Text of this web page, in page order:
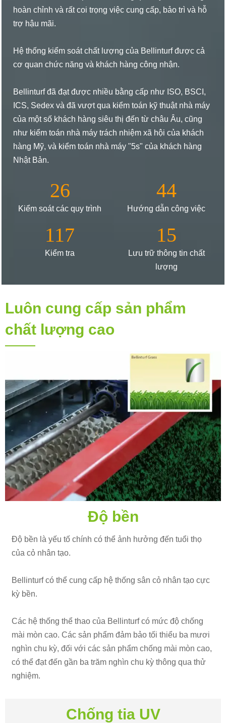
hoàn chỉnh và rất coi trọng việc cung cấp, bảo trì và hỗ
trợ hậu mãi.
Hệ thống kiểm soát chất lượng của Bellinturf được cả
cơ quan chức năng và khách hàng công nhận.
Bellinturf đã đạt được nhiều bằng cấp như ISO, BSCI,
ICS, Sedex và đã vượt qua kiểm toán kỹ thuật nhà máy
của một số khách hàng siêu thị đến từ châu Âu, cũng
như kiểm toán nhà máy trách nhiệm xã hội của khách
hàng Mỹ, và kiểm toán nhà máy "5s" của khách hàng
Nhật Bản.
26
Kiểm soát các quy trình
44
Hướng dẫn công việc
117
Kiểm tra
15
Lưu trữ thông tin chất
lượng
Luôn cung cấp sản phẩm
chất lượng cao
Độ bền
Độ bền là yếu tố chính có thể ảnh hưởng đến tuổi thọ
của cỏ nhân tạo.
Bellinturf có thể cung cấp hệ thống sân cỏ nhân tạo cực
kỳ bền.
Các hệ thống thể thao của Bellinturf có mức độ chống
mài mòn cao. Các sản phẩm đảm bảo tối thiểu ba mươi
nghìn chu kỳ, đối với các sản phẩm chống mài mòn cao,
có thể đạt đến gần ba trăm nghìn chu kỳ thông qua thử
nghiệm.
Chống tia UV